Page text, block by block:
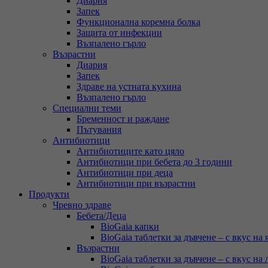
Запек
Функционална коремна болка
Защита от инфекции
Възпалено гърло
Възрастни
Диария
Запек
Здраве на устната кухина
Възпалено гърло
Специални теми
Бременност и раждане
Пътувания
Антибиотици
Антибиотиците като цяло
Антибиотици при бебета до 3 години
Антибиотици при деца
Антибиотици при възрастни
Продукти
Чревно здраве
Бебета/Деца
BioGaia капки
BioGaia таблетки за дъвчене – с вкус на
Възрастни
BioGaia таблетки за дъвчене – с вкус на